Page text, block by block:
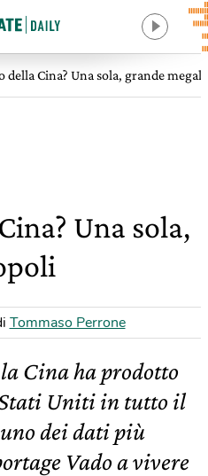
della Cina? Una sola, grande
Una sola,
Tommaso Perrone
Cina ha prodotto
Uniti in tutto il
uno dei dati più
Vado a vivere